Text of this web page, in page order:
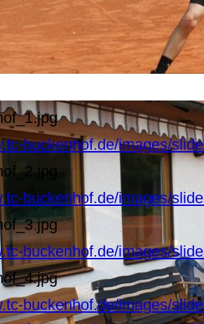
buckenhof.de/images/
buckenhof.de/images/
buckenhof.de/images/
buckenhof.de/images/